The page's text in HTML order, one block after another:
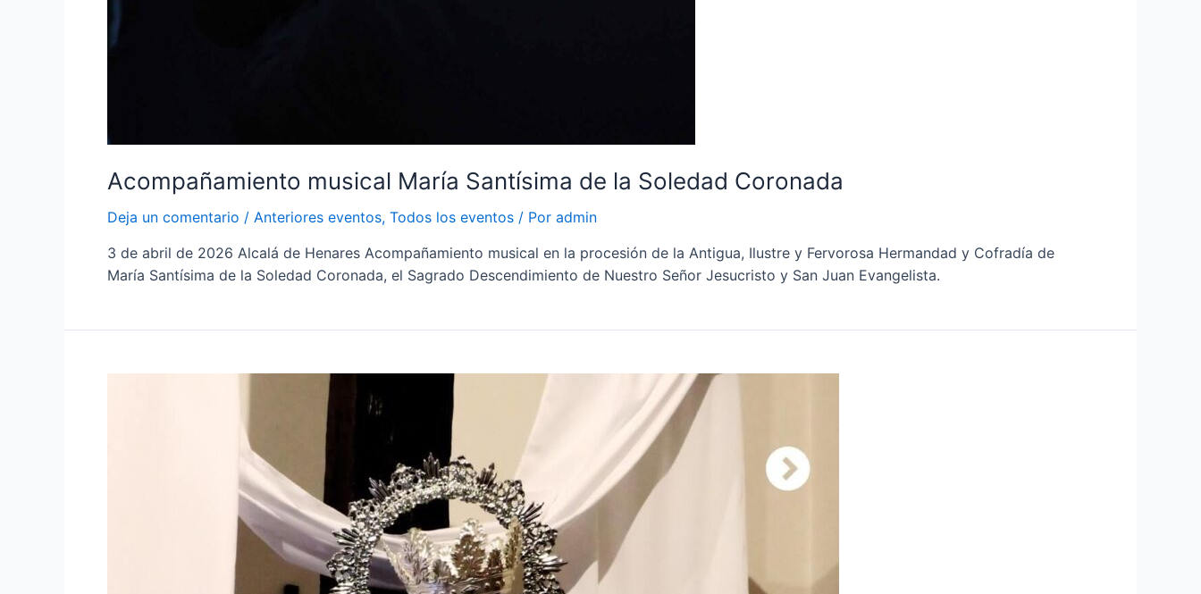
Acompañamiento musical María Santísima de la Soledad Coronada
Deja un comentario / Anteriores eventos, Todos los eventos / Por admin
3 de abril de 2026 Alcalá de Henares Acompañamiento musical en la procesión de la Antigua, Ilustre y Fervorosa Hermandad y Cofradía de
María Santísima de la Soledad Coronada, el Sagrado Descendimiento de Nuestro Señor Jesucristo y San Juan Evangelista.